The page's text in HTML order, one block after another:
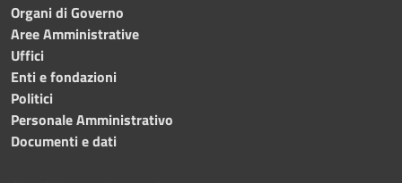
Organi di Governo
Aree Amministrative
Uffici
Enti e fondazioni
Politici
Personale Amministrativo
Documenti e dati